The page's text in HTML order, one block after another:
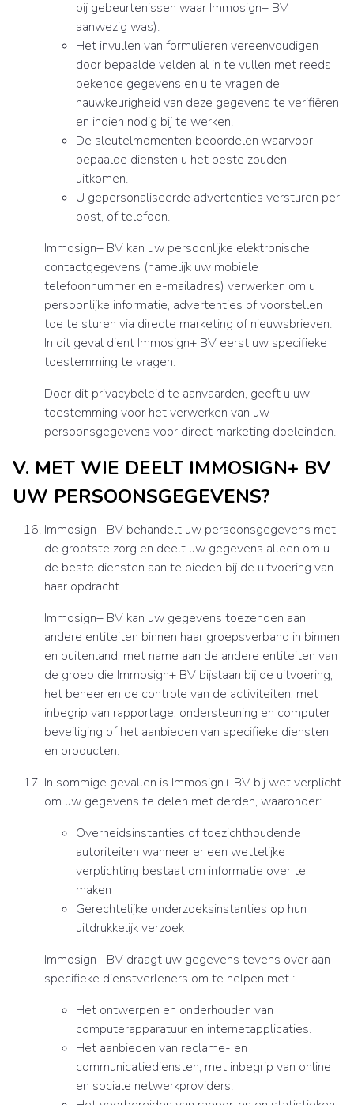
bij gebeurtenissen waar Immosign+ BV
aanwezig was).
Het invullen van formulieren vereenvoudigen
door bepaalde velden al in te vullen met reeds
bekende gegevens en u te vragen de
nauwkeurigheid van deze gegevens te verifiëren
en indien nodig bij te werken.
De sleutelmomenten beoordelen waarvoor
bepaalde diensten u het beste zouden
uitkomen.
U gepersonaliseerde advertenties versturen per
post, of telefoon.
Immosign+ BV kan uw persoonlijke elektronische
contactgegevens (namelijk uw mobiele
telefoonnummer en e-mailadres) verwerken om u
persoonlijke informatie, advertenties of voorstellen
toe te sturen via directe marketing of nieuwsbrieven.
In dit geval dient Immosign+ BV eerst uw specifieke
toestemming te vragen.
Door dit privacybeleid te aanvaarden, geeft u uw
toestemming voor het verwerken van uw
persoonsgegevens voor direct marketing doeleinden.
V. MET WIE DEELT IMMOSIGN+ BV
UW PERSOONSGEGEVENS?
Immosign+ BV behandelt uw persoonsgegevens met
de grootste zorg en deelt uw gegevens alleen om u
de beste diensten aan te bieden bij de uitvoering van
haar opdracht.
Immosign+ BV kan uw gegevens toezenden aan
andere entiteiten binnen haar groepsverband in binnen
en buitenland, met name aan de andere entiteiten van
de groep die Immosign+ BV bijstaan bij de uitvoering,
het beheer en de controle van de activiteiten, met
inbegrip van rapportage, ondersteuning en computer
beveiliging of het aanbieden van specifieke diensten
en producten.
In sommige gevallen is Immosign+ BV bij wet verplicht
om uw gegevens te delen met derden, waaronder:
Overheidsinstanties of toezichthoudende
autoriteiten wanneer er een wettelijke
verplichting bestaat om informatie over te
maken
Gerechtelijke onderzoeksinstanties op hun
uitdrukkelijk verzoek
Immosign+ BV draagt uw gegevens tevens over aan
specifieke dienstverleners om te helpen met :
Het ontwerpen en onderhouden van
computerapparatuur en internetapplicaties.
Het aanbieden van reclame- en
communicatiediensten, met inbegrip van online
en sociale netwerkproviders.